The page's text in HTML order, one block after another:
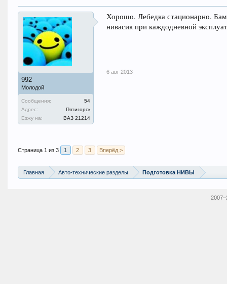
992
Молодой
Сообщения:
54
Адрес:
Пятигорск
Езжу на:
ВАЗ 21214
Хорошо. Лебедка стационарно.
нивасик при каждодневной
6 авг 2013
Страница 1 из 3 1 2 3 Вперёд >
Главная Авто-технические разделы Подготовка НИВЫ
2007–